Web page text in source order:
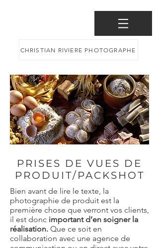
CHRISTIAN RIVIERE PHOTOGRAPHE
PRISES DE VUES DE
PRODUIT/PACKSHOT
Bien avant de lire le texte, la
photographie de produit est la
première chose que verront vos clients,
il est donc important d’en soigner la
réalisation. Que ce soit en
collaboration avec une agence de